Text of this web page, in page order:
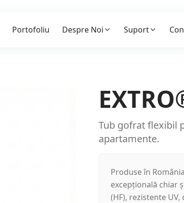
Portofoliu Despre Noi Suport
Tub gofrat flexibil
apartamente.
Produse în
excepțională chiar
(HF), rezistente